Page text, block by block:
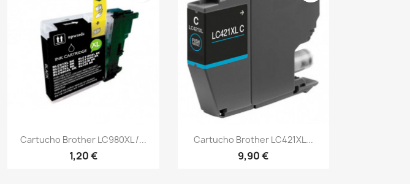
 Vista rápida
Cartucho Brother LC980XL /...
1,20 €
Vista rápida
Cartucho Brother LC421XL...
9,90 €